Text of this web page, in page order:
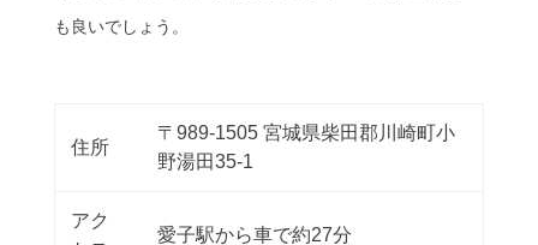
も良いでしょう。
住所
〒989-1505 宮城県柴田郡川崎町小
野湯田35-1
アク
愛子駅から車で約27分